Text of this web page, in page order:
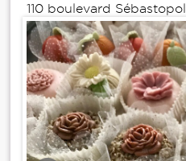
110 boulevard Sébastopol.